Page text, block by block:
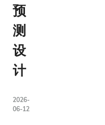
预
测
设
计
2026-
06-12